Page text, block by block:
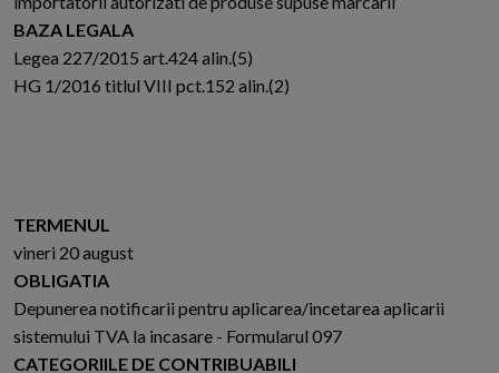
BAZA LEGALA
Legea 227/2015 art.424 alin.(5)
HG 1/2016 titlul VIII pct.152 alin.(2)
TERMENUL
vineri 20 august
OBLIGATIA
Depunerea notificarii pentru aplicarea/incetarea aplicarii
sistemului TVA la incasare - Formularul 097
CATEGORIILE DE CONTRIBUABILI